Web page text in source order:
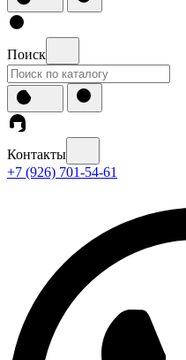
Поиск
Контакты
+7 (926) 701-54-61